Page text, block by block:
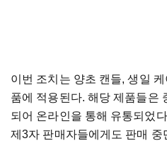
이번 조치는 양초 캔들, 생일
품에 적용된다. 해당 제품들은
되어 온라인을 통해 유통되었
제3자 판매자들에게도 판매 중